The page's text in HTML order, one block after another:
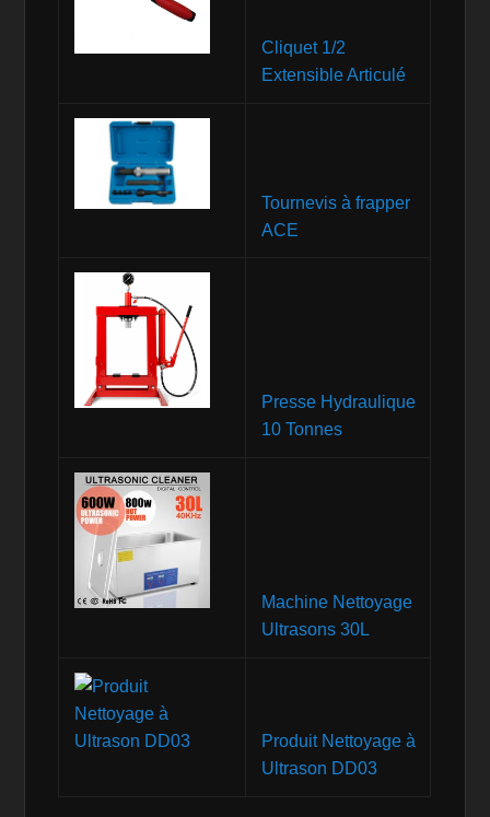
Cliquet 1/2
Extensible Articulé
Tournevis à frapper
ACE
Presse Hydraulique
10 Tonnes
Machine Nettoyage
Ultrasons 30L
Produit Nettoyage à
Ultrason DD03